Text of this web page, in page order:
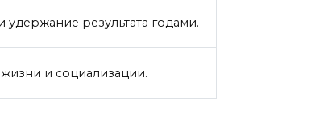
результата годами.
жизни и социализации.